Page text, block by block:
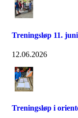
Treningsløp 11.
12.06.2026
Treningsløp i